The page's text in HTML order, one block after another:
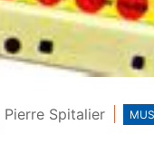
Pierre Spitalier